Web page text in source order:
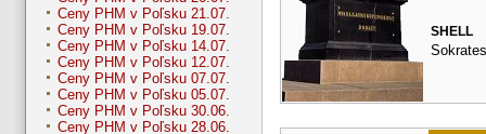
Ceny PHM v Poľsku 21.07.
Ceny PHM v Poľsku 19.07.
Ceny PHM v Poľsku 14.07.
Ceny PHM v Poľsku 12.07.
Ceny PHM v Poľsku 07.07.
Ceny PHM v Poľsku 05.07.
Ceny PHM v Poľsku 30.06.
Ceny PHM v Poľsku 28.06.
SHELL